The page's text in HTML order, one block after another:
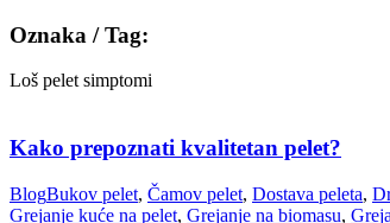
Oznaka / Tag:
Loš pelet simptomi
Kako prepoznati kvalitetan pelet?
BlogBukov pelet, Čamov pelet, Dostava peleta,
Grejanje kuće na pelet, Grejanje na biomasu,